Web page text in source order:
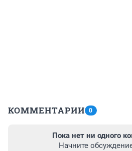
КОММЕНТАРИИ 0
Пока нет ни одного
Начните